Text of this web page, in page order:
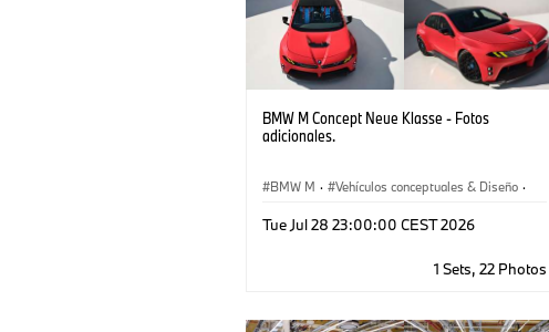
BMW M Concept Neue Klasse - Fotos
adicionales.
BMW M · Vehículos conceptuales & Diseño ·
Tue Jul 28 23:00:00 CEST 2026
1 Sets, 22 Photos